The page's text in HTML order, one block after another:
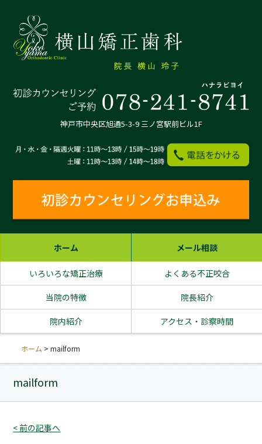
神戸市中央区旭通5-3-9 三ノ宮駅前ビル1F
ホーム メール相談
いろいろな矯正治療 よくある不正咬合
当院の特徴 院長紹介
院内紹介 アクセス・診察時間
ホーム > mailform
mailform
< 前の記事へ